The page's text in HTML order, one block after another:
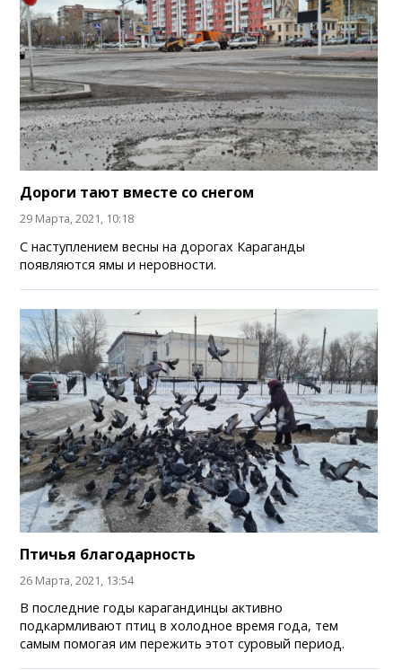
Дороги тают вместе со снегом
29 Марта, 2021, 10:18
С наступлением весны на дорогах Караганды
появляются ямы и неровности.
Птичья благодарность
26 Марта, 2021, 13:54
В последние годы карагандинцы активно
подкармливают птиц в холодное время года, тем
самым помогая им пережить этот суровый период.